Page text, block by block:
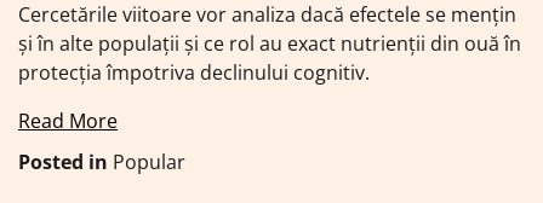
Cercetările viitoare vor analiza dacă efectele se mențin
și în alte populații și ce rol au exact nutrienții din ouă în
protecția împotriva declinului cognitiv.
Read More
Posted in Popular